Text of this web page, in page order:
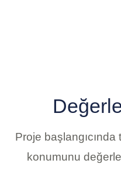
Proje başlangıcında
konumunu